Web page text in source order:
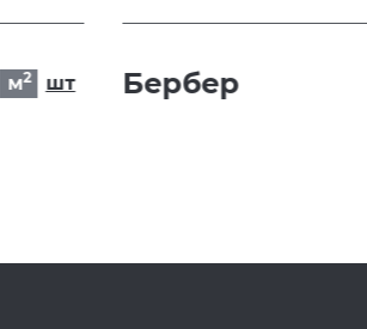
м2 шт Бербер